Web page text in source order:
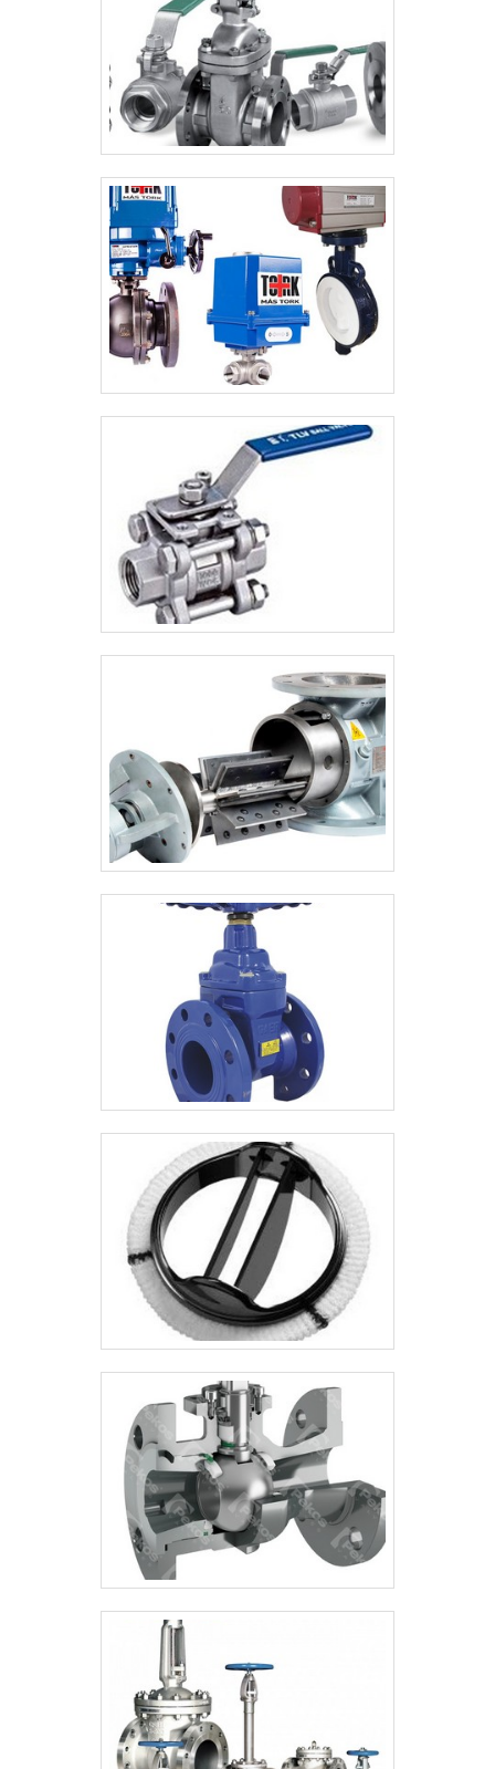
possível encontrar a solução para quem
busca controle de fluídos industriais. É
possível encontrar uma grande variedade
no portfólio como válvula esfera e válvula
guilhotina com ótima qualidade e
time de profissionais qualificados para o
serviço, além de investir em equipamentos
modernos, que se ajustam a sua
necessidade. A Solution Controles é uma
empresa que tem sido preferência no
segmento por toda seriedade e qualidade,
o que fecha todo o ciclo de entrega com
excelência para seus
parceiros.Certificações: ISO
9001:2015EHEDGABSAPI 6DMSSAPI
598INMETROPEDATEXASTMCEAPI 607 FIRE
SAFENACESILASMEIECEXANSI3A